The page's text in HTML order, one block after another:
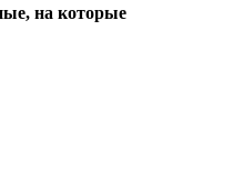
на которые